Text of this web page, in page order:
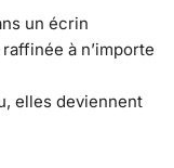
un écrin
à n’importe
elles deviennent